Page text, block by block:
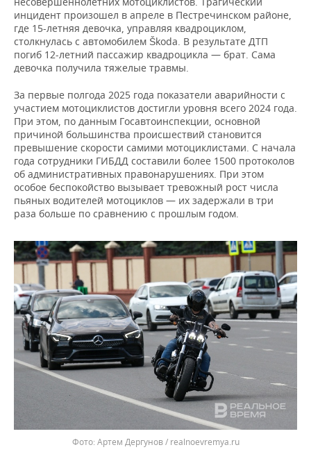
инцидент произошел в апреле в Пестречинском районе,
где 15-летняя девочка, управляя квадроциклом,
столкнулась с автомобилем Škoda. В результате ДТП
погиб 12-летний пассажир квадроцикла — брат. Сама
девочка получила тяжелые травмы.
За первые полгода 2025 года показатели аварийности с
участием мотоциклистов достигли уровня всего 2024 года.
При этом, по данным Госавтоинспекции, основной
причиной большинства происшествий становится
превышение скорости самими мотоциклистами. С начала
года сотрудники ГИБДД составили более 1500 протоколов
об административных правонарушениях. При этом
особое беспокойство вызывает тревожный рост числа
пьяных водителей мотоциклов — их задержали в три
раза больше по сравнению с прошлым годом.
Артем Дергунов / realnoevremya.ru